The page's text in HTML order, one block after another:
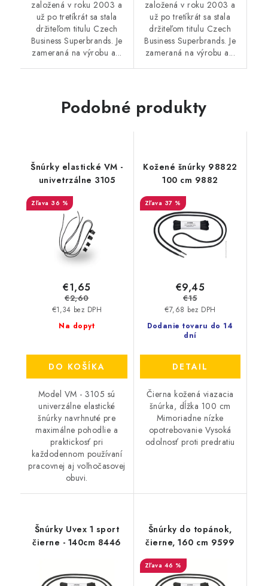
založená v roku 2003 a
už po tretíkrát sa stala
držiteľom titulu Czech
Business Superbrands. Je
zameraná na výrobu a...
založená v roku 2003 a
už po tretíkrát sa stala
držiteľom titulu Czech
Business Superbrands. Je
zameraná na výrobu a...
Podobné produkty
Šnúrky elastické VM -
univetrzálne 3105
36 %
Na dopyt
€1,34 bez DPH
€1,65
€2,60
DO KOŠÍKA
Model VM - 3105 sú
univerzálne elastické
šnúrky navrhnuté pre
maximálne pohodlie a
praktickosť pri
každodennom používaní
pracovnej aj voľnočasovej
obuvi.
Kožené šnúrky 98822
100 cm 9882
37 %
Dodanie tovaru do 14
dní
€7,68 bez DPH
€9,45
€15
DETAIL
Čierna kožená viazacia
šnúrka, dĺžka 100 cm
Mimoriadne nízke
opotrebovanie Vysoká
odolnosť proti predratiu
Šnúrky Uvex 1 sport
čierne - 140cm 8446
Šnúrky do topánok,
čierne, 160 cm 9599
46 %